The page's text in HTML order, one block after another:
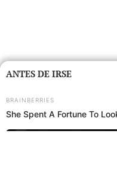
ANTES DE IRSE